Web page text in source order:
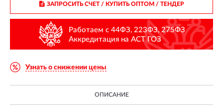
ЗАПРОСИТЬ СЧЕТ / КУПИТЬ ОПТОМ/ ТЕНДЕР
Работаем с 44ФЗ, 223ФЗ, 275ФЗ
Аккредитация на АСТ ГОЗ
Узнать о снижении цены
ОПИСАНИЕ